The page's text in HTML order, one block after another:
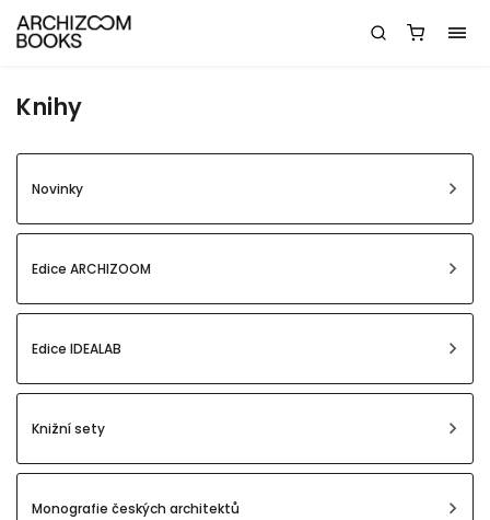
Knihy
Novinky
Edice ARCHIZOOM
Edice IDEALAB
Knižní sety
Monografie českých architektů